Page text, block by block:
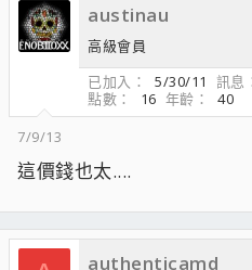
austinau
高級會員
已加入
5/30/11 訊息
點數
16 年齡
40
7/9/13
這價錢也太....
authenticamd